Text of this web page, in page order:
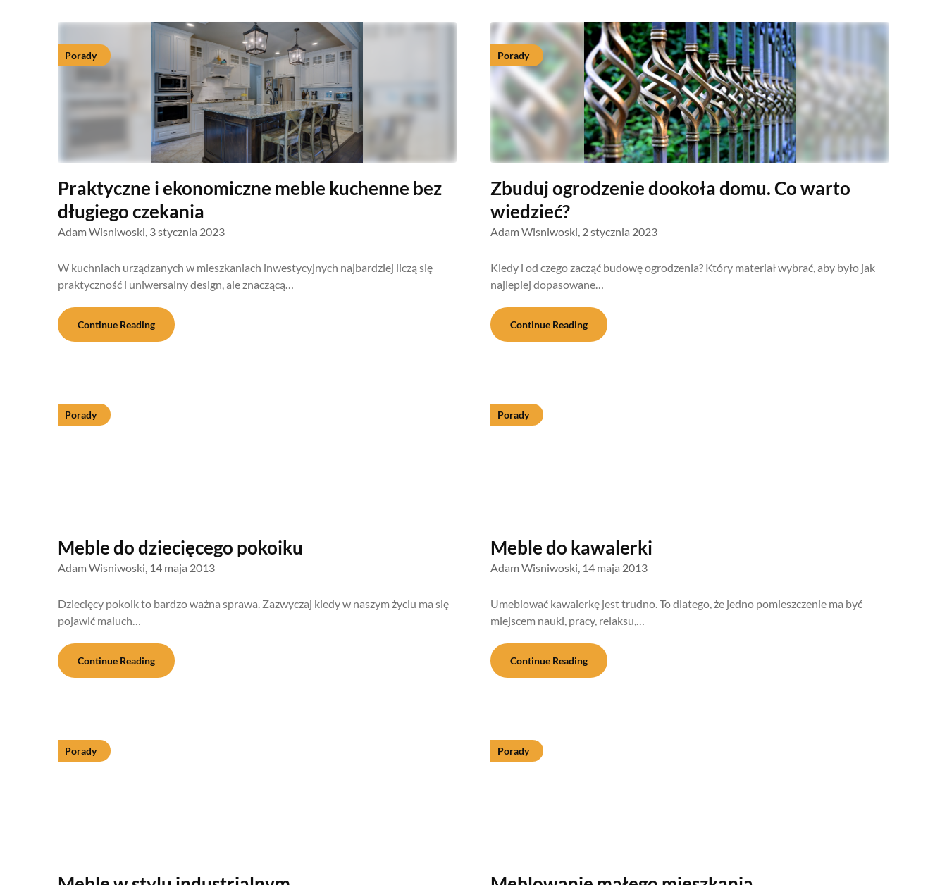
Porady
Praktyczne i ekonomiczne meble kuchenne bez
długiego czekania
Adam Wisniwoski, 3 stycznia 2023
W kuchniach urządzanych w mieszkaniach inwestycyjnych najbardziej liczą się
praktyczność i uniwersalny design, ale znaczącą…
Continue Reading
Porady
Meble do dziecięcego pokoiku
Adam Wisniwoski, 14 maja 2013
Dziecięcy pokoik to bardzo ważna sprawa. Zazwyczaj kiedy w naszym życiu ma się
pojawić maluch…
Continue Reading
Porady
Porady
Zbuduj ogrodzenie dookoła domu. Co warto
wiedzieć?
Adam Wisniwoski, 2 stycznia 2023
Kiedy i od czego zacząć budowę ogrodzenia? Który materiał wybrać, aby było jak
najlepiej dopasowane…
Continue Reading
Porady
Meble do kawalerki
Adam Wisniwoski, 14 maja 2013
Umeblować kawalerkę jest trudno. To dlatego, że jedno pomieszczenie ma być
miejscem nauki, pracy, relaksu,…
Continue Reading
Porady